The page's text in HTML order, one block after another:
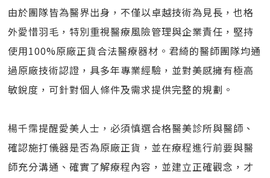
由於團隊皆為醫界出身，不僅以卓越技術為見長，也格
外愛惜羽毛，特別重視醫療風險管理與企業責任，堅持
使用100%原廠正貨合法醫療器材。君綺的醫師團隊均通
過原廠技術認證，具多年專業經驗，並對美感擁有極高
敏銳度，可針對個人條件及需求提供完整的規劃。
楊千霈提醒愛美人士，必須慎選合格醫美診所與醫師、
確認施打儀器是否為原廠正貨，並在療程進行前要與醫
師充分溝通、確實了解療程內容，並建立正確觀念，才